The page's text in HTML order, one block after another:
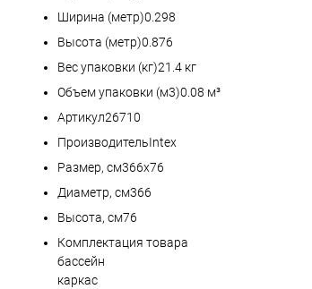
Ширина (метр)0.298
Высота (метр)0.876
Вес упаковки (кг)21.4 кг
Объем упаковки (м3)0.08 м³
Артикул26710
ПроизводительIntex
Размер, см366x76
Диаметр, см366
Высота, см76
Комплектация товара
бассейн
каркас